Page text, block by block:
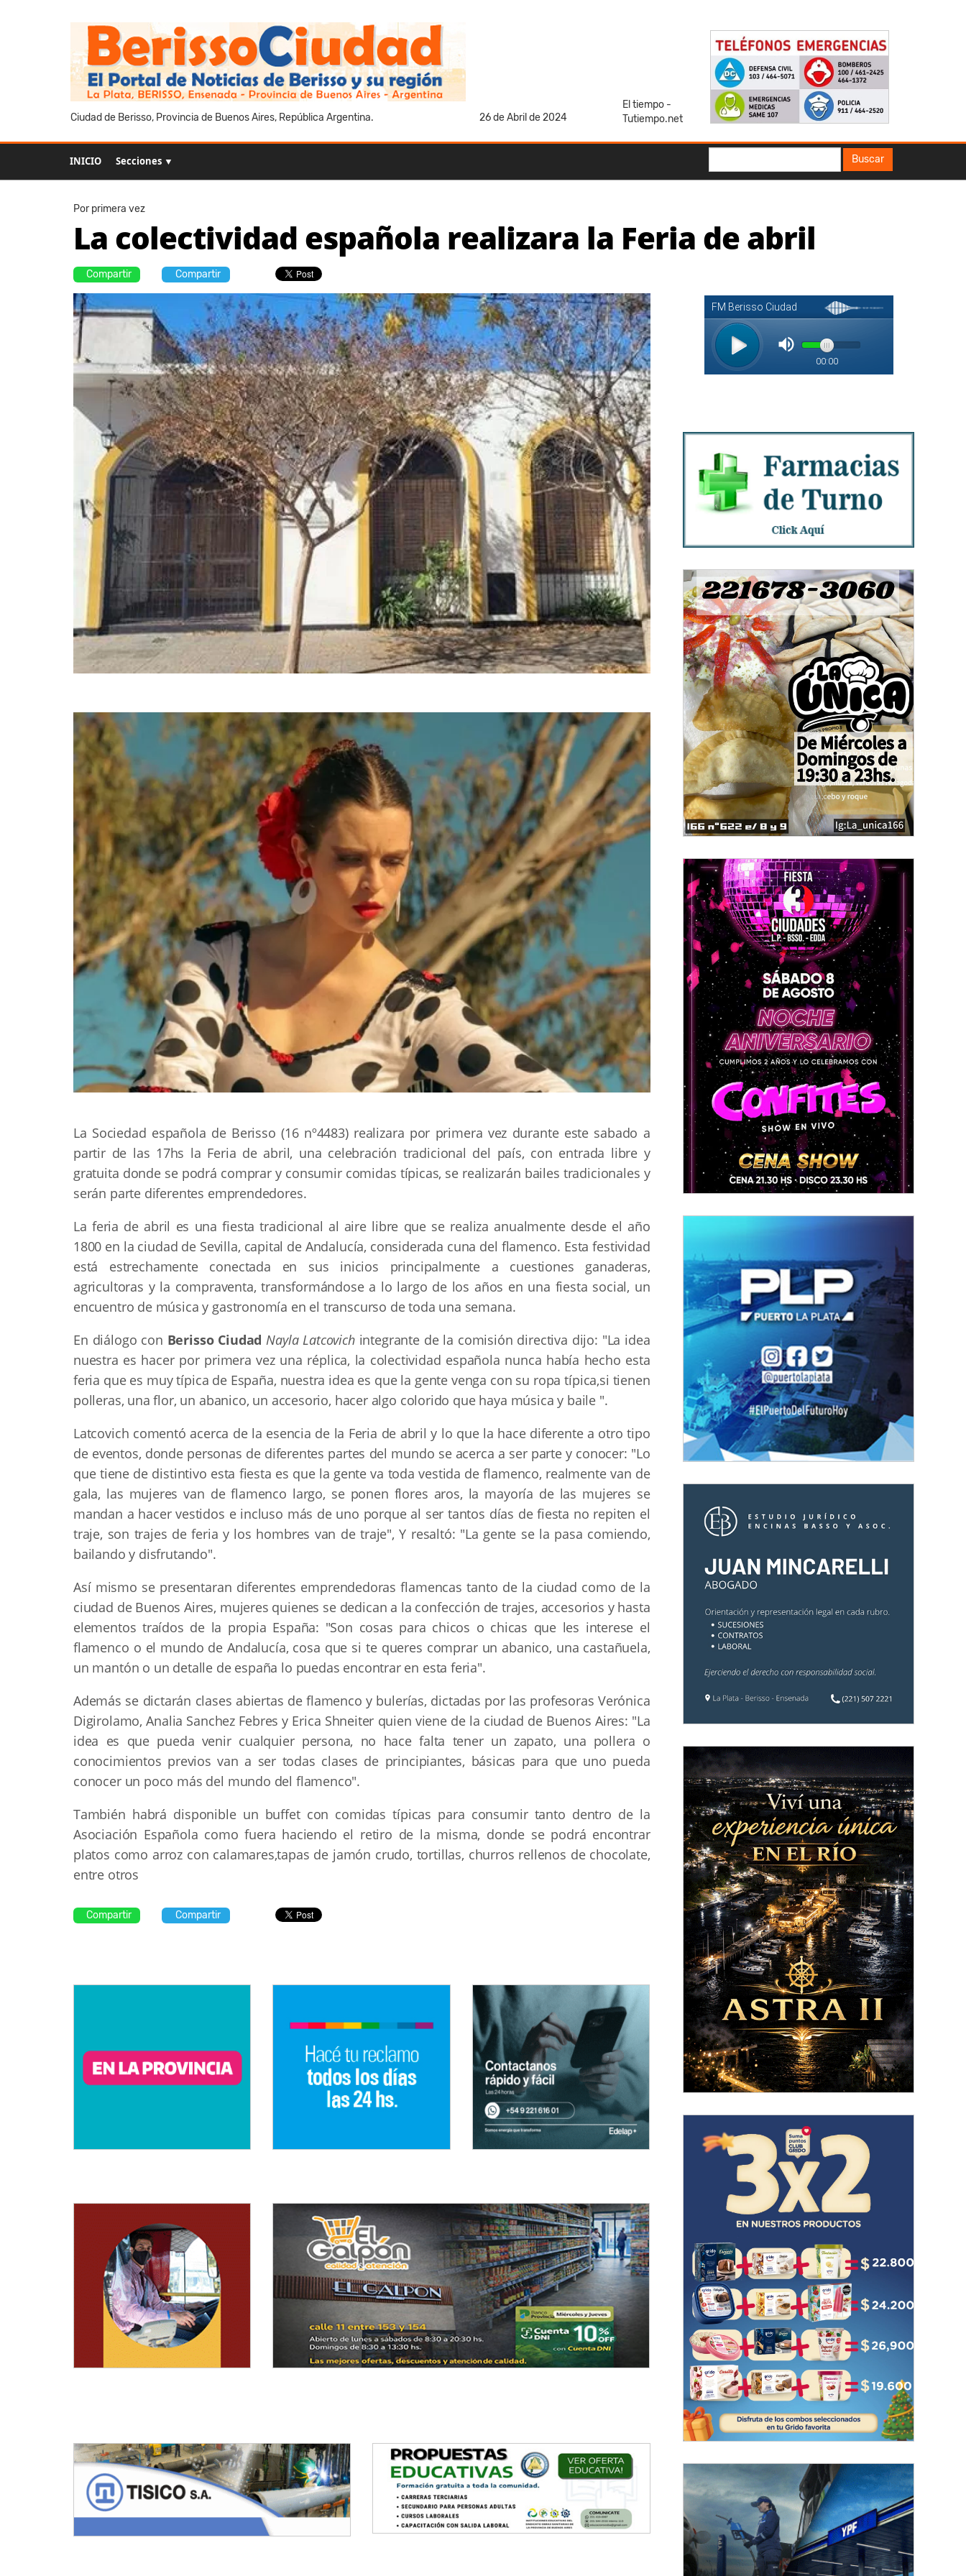
Ciudad de Berisso, Provincia de Buenos Aires, República Argentina. 26 de Abril de 2024
El tiempo -
Tutiempo.net
INICIO Secciones ▼ Buscar
Por primera vez
La colectividad española realizara la Feria de abril
Compartir Compartir
La Sociedad española de Berisso (16 nº4483) realizara por primera vez durante este sabado a
partir de las 17hs la Feria de abril, una celebración tradicional del país, con entrada libre y
gratuita donde se podrá comprar y consumir comidas típicas, se realizarán bailes tradicionales y
serán parte diferentes emprendedores.
La feria de abril es una fiesta tradicional al aire libre que se realiza anualmente desde el año
1800 en la ciudad de Sevilla, capital de Andalucía, considerada cuna del flamenco. Esta festividad
está estrechamente conectada en sus inicios principalmente a cuestiones ganaderas,
agricultoras y la compraventa, transformándose a lo largo de los años en una fiesta social, un
encuentro de música y gastronomía en el transcurso de toda una semana.
En diálogo con Berisso Ciudad Nayla Latcovichintegrante de la comisión directiva dijo: "La idea
nuestra es hacer por primera vez una réplica, la colectividad española nunca había hecho esta
feria que es muy típica de España, nuestra idea es que la gente venga con su ropa típica,si tienen
polleras, una flor, un abanico, un accesorio, hacer algo colorido que haya música y baile ".
Latcovich comentó acerca de la esencia de la Feria de abril y lo que la hace diferente a otro tipo
de eventos, donde personas de diferentes partes del mundo se acerca a ser parte y conocer: "Lo
que tiene de distintivo esta fiesta es que la gente va toda vestida de flamenco, realmente van de
gala, las mujeres van de flamenco largo, se ponen flores aros, la mayoría de las mujeres se
mandan a hacer vestidos e incluso más de uno porque al ser tantos días de fiesta no repiten el
traje, son trajes de feria y los hombres van de traje", Y resaltó: "La gente se la pasa comiendo,
bailando y disfrutando".
Así mismo se presentaran diferentes emprendedoras flamencas tanto de la ciudad como de la
ciudad de Buenos Aires, mujeres quienes se dedican a la confección de trajes, accesorios y hasta
elementos traídos de la propia España: "Son cosas para chicos o chicas que les interese el
flamenco o el mundo de Andalucía, cosa que si te queres comprar un abanico, una castañuela,
un mantón o un detalle de españa lo puedas encontrar en esta feria".
Además se dictarán clases abiertas de flamenco y bulerías, dictadas por las profesoras Verónica
Digirolamo, Analia Sanchez Febres y Erica Shneiter quien viene de la ciudad de Buenos Aires: "La
idea es que pueda venir cualquier persona, no hace falta tener un zapato, una pollera o
conocimientos previos van a ser todas clases de principiantes, básicas para que uno pueda
conocer un poco más del mundo del flamenco".
También habrá disponible un buffet con comidas típicas para consumir tanto dentro de la
Asociación Española como fuera haciendo el retiro de la misma, donde se podrá encontrar
platos como arroz con calamares,tapas de jamón crudo, tortillas, churros rellenos de chocolate,
entre otros
Compartir Compartir